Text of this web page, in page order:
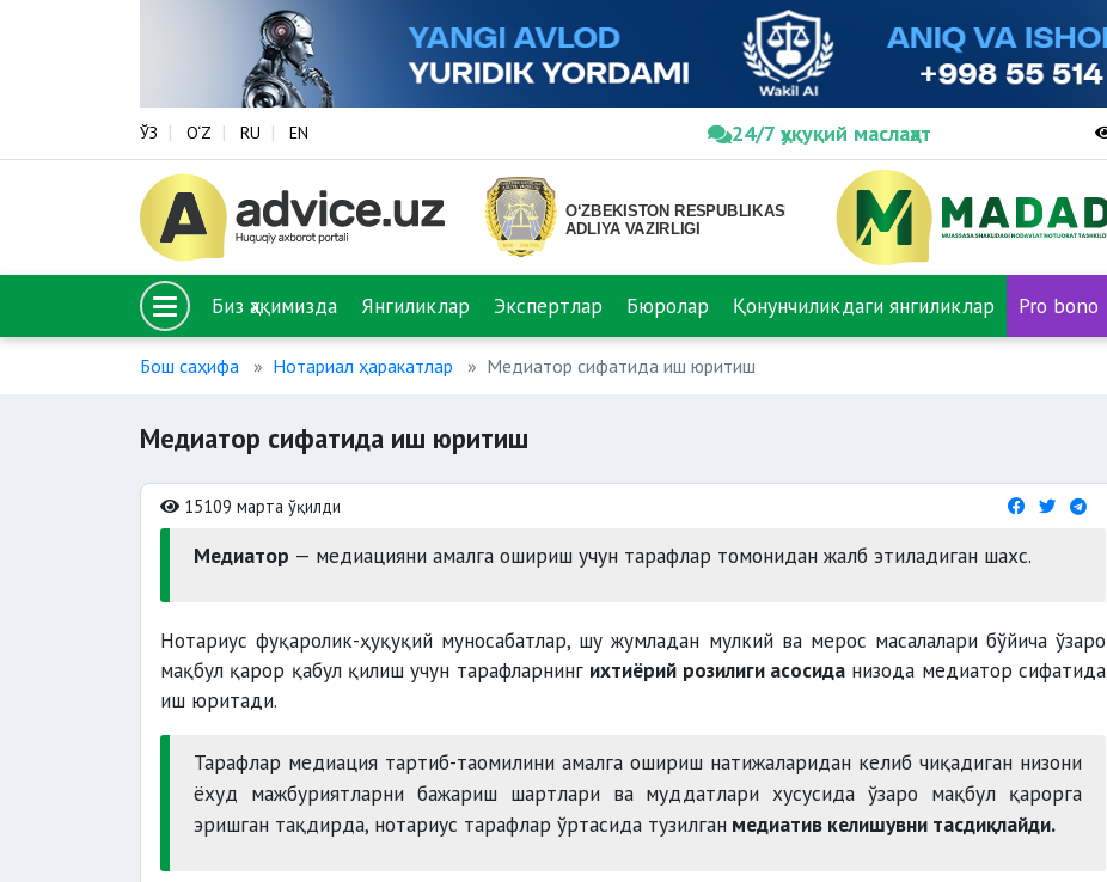
ЎЗ O‘Z RU EN 24/7 ҳуқуқий маслаҳат
Биз ҳақимизда Янгиликлар Экспертлар Бюролар Қонунчиликдаги янгиликлар Pro bono
Бош саҳифа Нотариал ҳаракатлар Медиатор сифатида иш юритиш
Медиатор сифатида иш юритиш
15109 марта ўқилди
Медиатор — медиацияни амалга ошириш учун тарафлар томонидан жалб этиладиган шахс.
Нотариус фуқаролик-ҳуқуқий муносабатлар, шу жумладан мулкий ва мерос масалалари бўйича ўзаро
мақбул қарор қабул қилиш учун тарафларнинг ихтиёрий розилиги асосиданизода медиатор сифатида
иш юритади.
Тарафлар медиация тартиб-таомилини амалга ошириш натижаларидан келиб чиқадиган низони
ёхуд мажбуриятларни бажариш шартлари ва муддатлари хусусида ўзаро мақбул қарорга
эришган тақдирда, нотариус тарафлар ўртасида тузилган медиатив келишувни тасдиқлайди.